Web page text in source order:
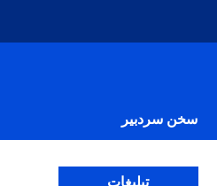
سخن سردبیر
تبلیغات